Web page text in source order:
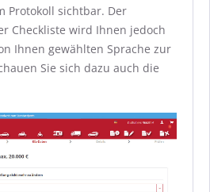
Protokoll sichtbar. Der
Checkliste wird Ihnen jedoch
Ihnen gewählten Sprache zur
Sie sich dazu auch die